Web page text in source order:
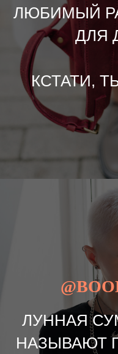
ЛЮБИМЫЙ
ДЛЯ
КСТАТИ,
ЛУННАЯ
НАЗЫВАЮТ